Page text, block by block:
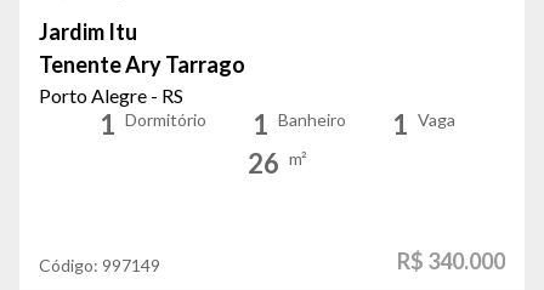
Jardim Itu
Tenente Ary Tarrago
Porto Alegre - RS
1 Dormitório 1 Banheiro 1 Vaga
26 m²
Código: 997149 R$ 340.000